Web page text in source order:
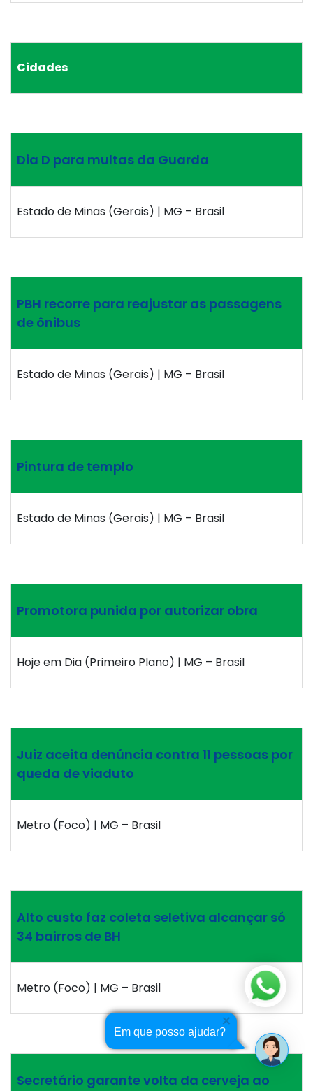
Em que posso ajudar?
Cidades
Dia D para multas da Guarda
Estado de Minas (Gerais) | MG – Brasil
PBH recorre para reajustar as passagens
de ônibus
Estado de Minas (Gerais) | MG – Brasil
Pintura de templo
Estado de Minas (Gerais) | MG – Brasil
Promotora punida por autorizar obra
Hoje em Dia (Primeiro Plano) | MG – Brasil
Juiz aceita denúncia contra 11 pessoas por
queda de viaduto
Metro (Foco) | MG – Brasil
Alto custo faz coleta seletiva alcançar só
34 bairros de BH
Metro (Foco) | MG – Brasil
Secretário garante volta da cerveja ao